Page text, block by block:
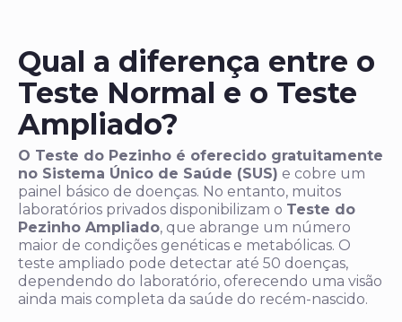
Qual a diferença entre o
Teste Normal e o Teste
Ampliado?
O Teste do Pezinho é oferecido gratuitamente
no Sistema Único de Saúde (SUS) e cobre um
painel básico de doenças. No entanto, muitos
laboratórios privados disponibilizam o Teste do
Pezinho Ampliado, que abrange um número
maior de condições genéticas e metabólicas. O
teste ampliado pode detectar até 50 doenças,
dependendo do laboratório, oferecendo uma visão
ainda mais completa da saúde do recém-nascido.